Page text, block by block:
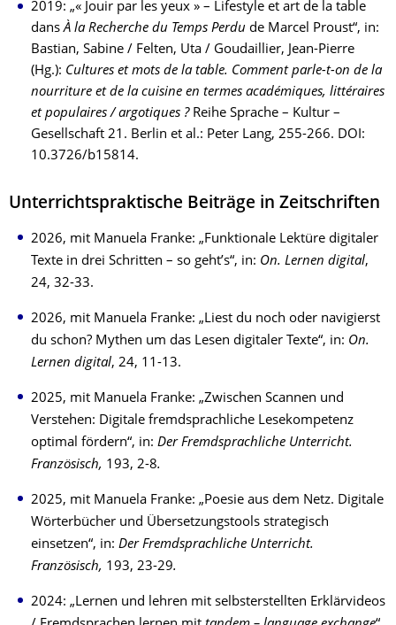
2019: „« Jouir par les yeux » – Lifestyle et art de la table
dansÀ la Recherche du Temps Perdu de Marcel Proust“, in:
Bastian, Sabine / Felten, Uta / Goudaillier, Jean-Pierre
(Hg.): Cultures et mots de la table. Comment parle-t-on de la
nourriture et de la cuisine en termes académiques, littéraires
et populaires / argotiques ?Reihe Sprache – Kultur –
Gesellschaft 21. Berlin et al.: Peter Lang, 255-266. DOI:
10.3726/b15814.
Unterrichtspraktische Beiträge in Zeitschriften
2026, mit Manuela Franke: „Funktionale Lektüre digitaler
Texte in drei Schritten – so geht’s“, in: On. Lernen digital,
24, 32-33.
2026, mit Manuela Franke: „Liest du noch oder navigierst
du schon? Mythen um das Lesen digitaler Texte“, in: On.
Lernen digital, 24, 11-13.
2025, mit Manuela Franke: „Zwischen Scannen und
Verstehen: Digitale fremdsprachliche Lesekompetenz
optimal fördern“, in: Der Fremdsprachliche Unterricht.
Französisch, 193, 2-8.
2025, mit Manuela Franke: „Poesie aus dem Netz. Digitale
Wörterbücher und Übersetzungstools strategisch
einsetzen“, in: Der Fremdsprachliche Unterricht.
Französisch, 193, 23-29.
2024: „Lernen und lehren mit selbsterstellten Erklärvideos